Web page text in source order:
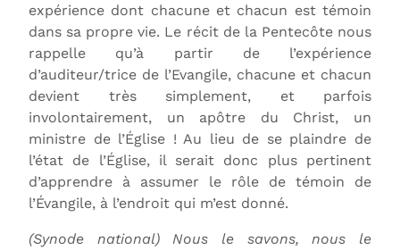
expérience dont chacune et chacun est témoin
dans sa propre vie. Le récit de la Pentecôte nous
rappelle qu’à partir de l’expérience
d’auditeur/trice de l’Evangile, chacune et chacun
devient très simplement, et parfois
involontairement, un apôtre du Christ, un
ministre de l’Église ! Au lieu de se plaindre de
l’état de l’Église, il serait donc plus pertinent
d’apprendre à assumer le rôle de témoin de
l’Évangile, à l’endroit qui m’est donné.
(Synode national) Nous le savons, nous le